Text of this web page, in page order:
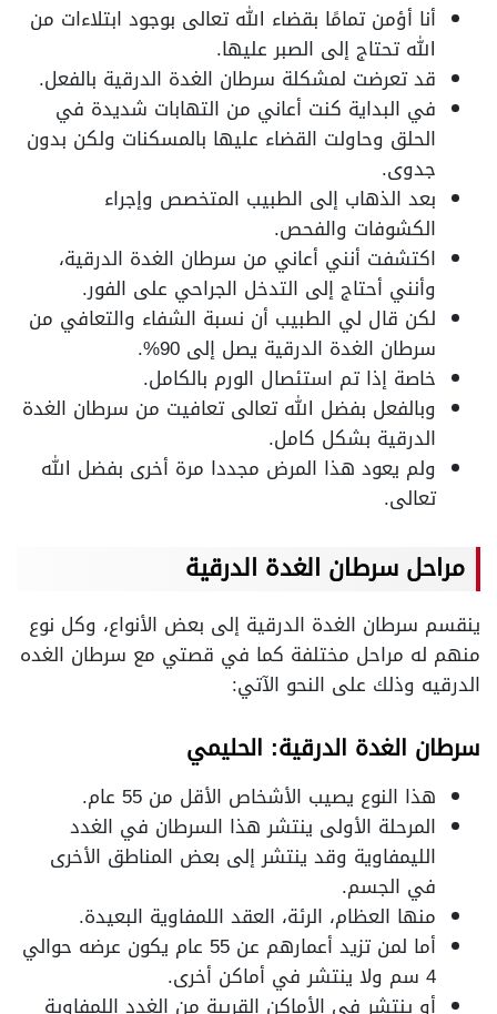
أنا أؤمن تمامًا بقضاء الله تعالى بوجود ابتلاءات من
الله تحتاج إلى الصبر عليها.
قد تعرضت لمشكلة سرطان الغدة الدرقية بالفعل.
في البداية كنت أعاني من التهابات شديدة في
الحلق وحاولت القضاء عليها بالمسكنات ولكن بدون
جدوى.
بعد الذهاب إلى الطبيب المتخصص وإجراء
الكشوفات والفحص.
اكتشفت أنني أعاني من سرطان الغدة الدرقية،
وأنني أحتاج إلى التدخل الجراحي على الفور.
لكن قال لي الطبيب أن نسبة الشفاء والتعافي من
سرطان الغدة الدرقية يصل إلى 90%.
خاصة إذا تم استئصال الورم بالكامل.
وبالفعل بفضل الله تعالى تعافيت من سرطان الغدة
الدرقية بشكل كامل.
ولم يعود هذا المرض مجددا مرة أخرى بفضل الله
تعالى.
مراحل سرطان الغدة الدرقية
ينقسم سرطان الغدة الدرقية إلى بعض الأنواع، وكل نوع
منهم له مراحل مختلفة كما في قصتي مع سرطان الغده
الدرقيه وذلك على النحو الآتي:
سرطان الغدة الدرقية: الحليمي
هذا النوع يصيب الأشخاص الأقل من 55 عام.
المرحلة الأولى ينتشر هذا السرطان في الغدد
الليمفاوية وقد ينتشر إلى بعض المناطق الأخرى
في الجسم.
منها العظام، الرئة، العقد اللمفاوية البعيدة.
أما لمن تزيد أعمارهم عن 55 عام يكون عرضه حوالي
4 سم ولا ينتشر في أماكن أخرى.
أو ينتشر في الأماكن القريبة من الغدد اللمفاوية